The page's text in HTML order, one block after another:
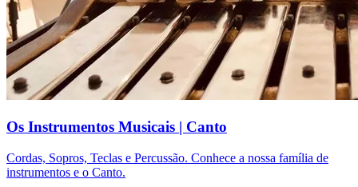
Os Instrumentos Musicais | Canto
Cordas, Sopros, Teclas e Percussão. Conhece a nossa família de
instrumentos e o Canto.